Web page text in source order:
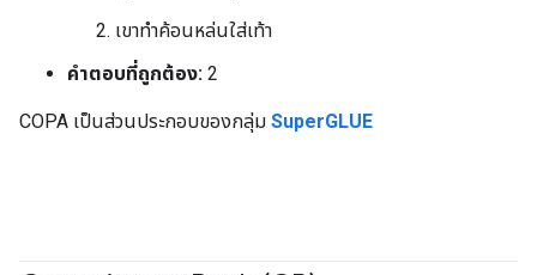
เขาทำค้อนหล่นใส่เท้า
คำตอบที่ถูกต้อง: 2
COPA เป็นส่วนประกอบของกลุ่ม SuperGLUE